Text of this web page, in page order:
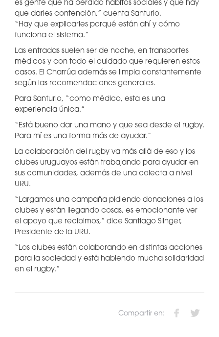
es gente que ha perdido hábitos sociales y que hay
que darles contención,” cuenta Santurio.
“Hay que explicarles porqué están ahí y cómo
funciona el sistema.”
Las entradas suelen ser de noche, en transportes
médicos y con todo el cuidado que requieren estos
casos. El Charrúa además se limpia constantemente
según las recomendaciones generales.
Para Santurio, “como médico, esta es una
experiencia única.”
“Está bueno dar una mano y que sea desde el rugby.
Para mí es una forma más de ayudar.”
La colaboración del rugby va más allá de eso y los
clubes uruguayos están trabajando para ayudar en
sus comunidades, además de una colecta a nivel
URU.
“Largamos una campaña pidiendo donaciones a los
clubes y están llegando cosas, es emocionante ver
el apoyo que recibimos,” dice Santiago Slinger,
Presidente de la URU.
“Los clubes están colaborando en distintas acciones
para la sociedad y está habiendo mucha solidaridad
en el rugby.”
Compartir en: